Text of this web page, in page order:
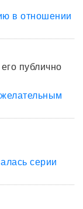
в отношении
публично
серии